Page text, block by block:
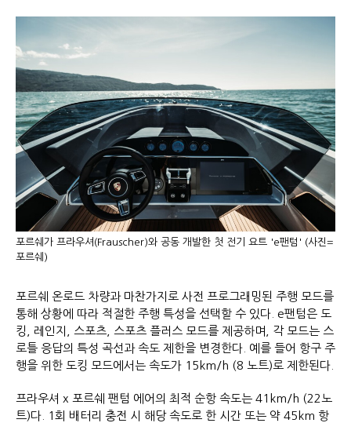
포르쉐가 프라우셔(Frauscher)와 공동 개발한 첫 전기 요트 'e팬텀' (사진=
포르쉐)
포르쉐 온로드 차량과 마찬가지로 사전 프로그래밍된 주행 모드를
통해 상황에 따라 적절한 주행 특성을 선택할 수 있다. e팬텀은 도
킹, 레인지, 스포츠, 스포츠 플러스 모드를 제공하며, 각 모드는 스
로틀 응답의 특성 곡선과 속도 제한을 변경한다. 예를 들어 항구 주
행을 위한 도킹 모드에서는 속도가 15km/h (8 노트)로 제한된다.
프라우셔 x 포르쉐 팬텀 에어의 최적 순항 속도는 41km/h (22노
트)다. 1회 배터리 충전 시 해당 속도로 한 시간 또는 약 45km 항